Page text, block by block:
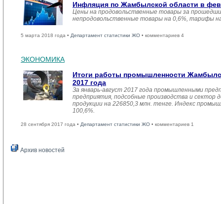
Инфляция по Жамбылской области в
Цены на продовольственные товары за
непродовольственные товары на 0,6%, тарифы
5 марта 2018 года • Департамент статистики ЖО • комментариев 4
ЭКОНОМИКА
Итоги работы промышленности
2017 года
За январь-август 2017 года промышленными
предприятия, подсобные производства и сектор
продукции на 226850,3 млн. тенге. Индекс
100,6%.
28 сентября 2017 года • Департамент статистики ЖО • комментариев 1
Архив новостей